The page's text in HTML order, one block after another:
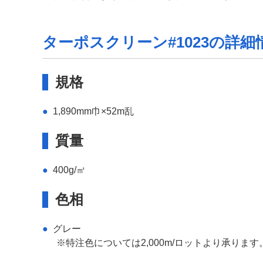
ターポスクリーン#1023の詳細
規格
1,890mm巾×52m乱
質量
400g/㎡
色相
グレー
※特注色については2,000m/ロットより承ります